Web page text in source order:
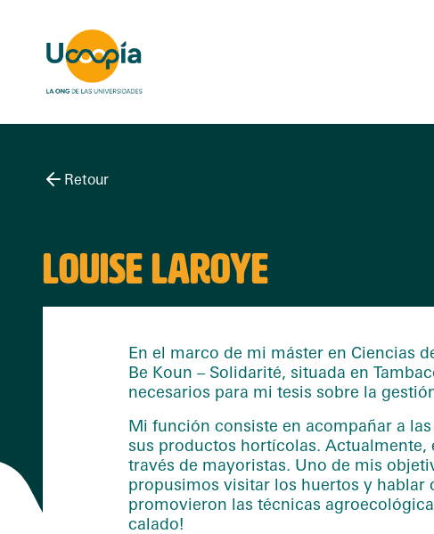
Retour
LOUISE LAROYE
En el marco de mi máster en Ciencias
Be Koun – Solidarité, situada en
necesarios para mi tesis sobre la
Mi función consiste en acompañar a
sus productos hortícolas. Actualmente,
través de mayoristas. Uno de mis
propusimos visitar los huertos y hablar
promovieron las técnicas
calado!